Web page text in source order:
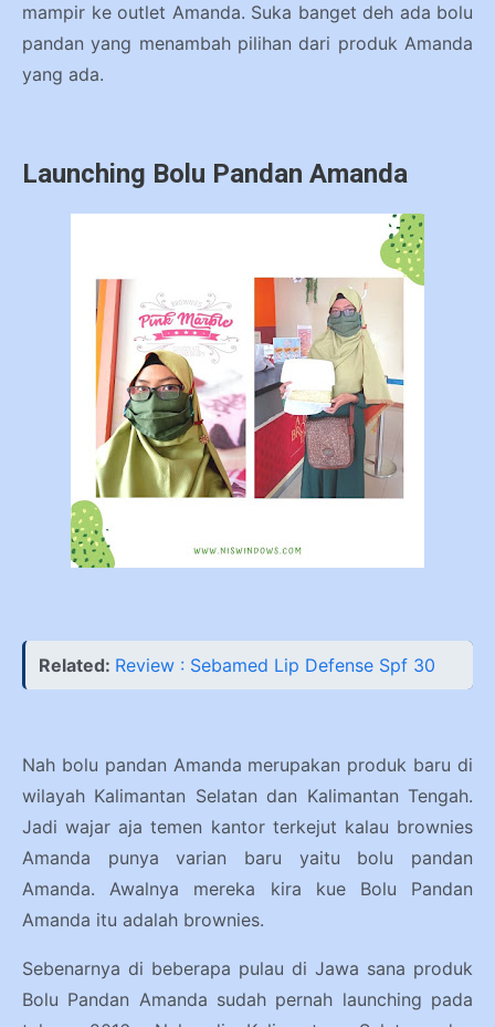
mampir ke outlet Amanda. Suka banget deh ada bolu
pandan yang menambah pilihan dari produk Amanda
yang ada.
Launching Bolu Pandan Amanda
Related: Review : Sebamed Lip Defense Spf 30
Nah bolu pandan Amanda merupakan produk baru di
wilayah Kalimantan Selatan dan Kalimantan Tengah.
Jadi wajar aja temen kantor terkejut kalau brownies
Amanda punya varian baru yaitu bolu pandan
Amanda. Awalnya mereka kira kue Bolu Pandan
Amanda itu adalah brownies.
Sebenarnya di beberapa pulau di Jawa sana produk
Bolu Pandan Amanda sudah pernah launching pada